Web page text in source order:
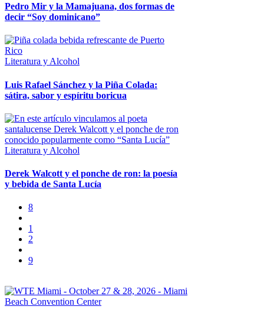
Pedro Mir y la Mamajuana, dos formas de
decir “Soy dominicano”
Literatura y Alcohol
Luis Rafael Sánchez y la Piña Colada:
sátira, sabor y espíritu boricua
Literatura y Alcohol
Derek Walcott y el ponche de ron: la poesía
y bebida de Santa Lucía
1
2